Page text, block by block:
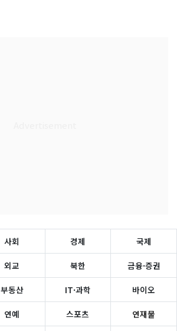
사회 경제 국제
외교 북한 금융·증권
부동산 IT·과학 바이오
연예 스포츠 연재물